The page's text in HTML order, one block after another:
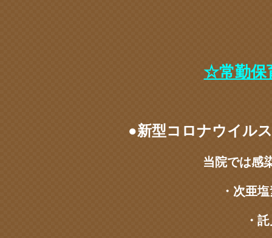
☆常勤保
●新型コロナウイル
当院では感
・次亜
・